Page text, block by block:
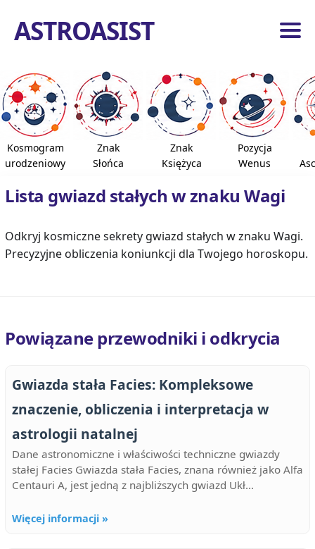
ASTROASIST
Kosmogram
urodzeniowy
Znak
Słońca
Znak
Księżyca
Pozycja
Wenus
Lista gwiazd stałych w znaku Wagi
Odkryj kosmiczne sekrety gwiazd stałych w znaku Wagi.
Precyzyjne obliczenia koniunkcji dla Twojego horoskopu.
Powiązane przewodniki i odkrycia
Gwiazda stała Facies: Kompleksowe
znaczenie, obliczenia i interpretacja w
astrologii natalnej
Dane astronomiczne i właściwości techniczne gwiazdy
stałej Facies Gwiazda stała Facies, znana również jako Alfa
Centauri A, jest jedną z najbliższych gwiazd Ukł...
Więcej informacji »